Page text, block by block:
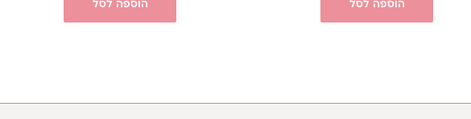
הוספה לסל הוספה לסל